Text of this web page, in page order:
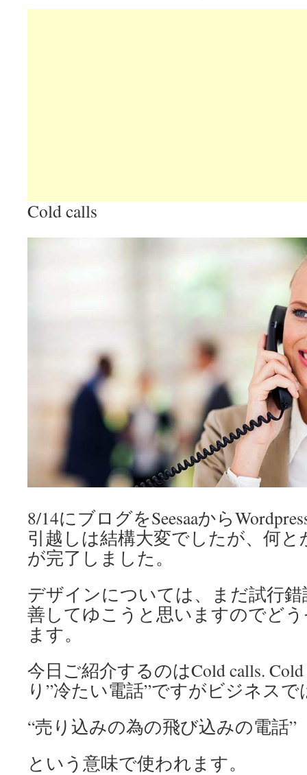
Cold calls
8/14にブログをSeesaaから
引越しは結構大変でしたが、何
が完了しました。
デザインについては、まだ試行
善してゆこうと思いますのでど
ます。
今日ご紹介するのはCold calls.
り”冷たい電話”ですがビジネスで
“売り込みの為の飛び込みの電話”
という意味で使われます。